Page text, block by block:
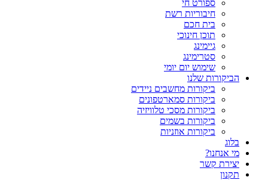
ספורט חי
חיבוריות רשת
בית חכם
תוכן חינוכי
גיימינג
סטרימינג
שימוש יום יומי
הביקורות שלנו
ביקורות מחשבים ניידים
ביקורות סמארטפונים
ביקורות מסכי טלוויזיה
ביקורות בשמים
ביקורות אוזניות
בלוג
מי אנחנו?
יצירת קשר
תקנון